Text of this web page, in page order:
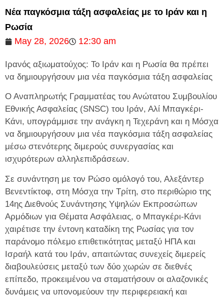
Νέα παγκόσμια τάξη ασφαλείας με το Ιράν και η
Ρωσία
May 28, 2026
12:30 am
Ιρανός αξιωματούχος: Το Ιράν και η Ρωσία θα πρέπει
να δημιουργήσουν μια νέα παγκόσμια τάξη ασφαλείας
Ο Αναπληρωτής Γραμματέας του Ανώτατου Συμβουλίου
Εθνικής Ασφαλείας (SNSC) του Ιράν, Αλί Μπαγκέρι-
Κάνι, υπογράμμισε την ανάγκη η Τεχεράνη και η Μόσχα
να δημιουργήσουν μια νέα παγκόσμια τάξη ασφαλείας
μέσω στενότερης διμερούς συνεργασίας και
ισχυρότερων αλληλεπιδράσεων.
Σε συνάντηση με τον Ρώσο ομόλογό του, Αλεξάντερ
Βενεντίκτοφ, στη Μόσχα την Τρίτη, στο περιθώριο της
14ης Διεθνούς Συνάντησης Υψηλών Εκπροσώπων
Αρμόδιων για Θέματα Ασφάλειας, ο Μπαγκέρι-Κάνι
χαιρέτισε την έντονη καταδίκη της Ρωσίας για τον
παράνομο πόλεμο επιθετικότητας μεταξύ ΗΠΑ και
Ισραήλ κατά του Ιράν, απαιτώντας συνεχείς διμερείς
διαβουλεύσεις μεταξύ των δύο χωρών σε διεθνές
επίπεδο, προκειμένου να σταματήσουν οι αλαζονικές
δυνάμεις να υπονομεύουν την περιφερειακή και